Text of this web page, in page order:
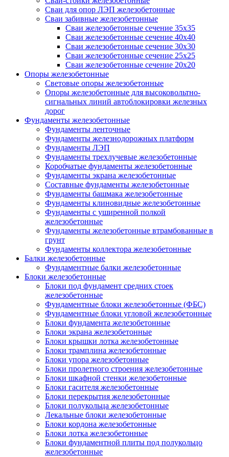
Сваи для опор ЛЭП железобетонные
Сваи забивные железобетонные
Сваи железобетонные сечение 35x35
Сваи железобетонные сечение 40x40
Сваи железобетонные сечение 30x30
Сваи железобетонные сечение 25x25
Сваи железобетонные сечение 20x20
Опоры железобетонные
Световые опоры железобетонные
Опоры железобетонные для высоковольтно-
сигнальных линий автоблокировки железных
дорог
Фундаменты железобетонные
Фундаменты ленточные
Фундаменты железнодорожных платформ
Фундаменты ЛЭП
Фундаменты трехлучевые железобетонные
Коробчатые фундаменты железобетонные
Фундаменты экрана железобетонные
Составные фундаменты железобетонные
Фундаменты башмака железобетонные
Фундаменты клиновидные железобетонные
Фундаменты с уширенной полкой
железобетонные
Фундаменты железобетонные втрамбованные в
грунт
Фундаменты коллектора железобетонные
Балки железобетонные
Фундаментные балки железобетонные
Блоки железобетонные
Блоки под фундамент средних стоек
железобетонные
Фундаментные блоки железобетонные (ФБС)
Фундаментные блоки угловой железобетонные
Блоки фундамента железобетонные
Блоки экрана железобетонные
Блоки крышки лотка железобетонные
Блоки трамплина железобетонные
Блоки упора железобетонные
Блоки пролетного строения железобетонные
Блоки шкафной стенки железобетонные
Блоки гасителя железобетонные
Блоки перекрытия железобетонные
Блоки полукольца железобетонные
Лекальные блоки железобетонные
Блоки кордона железобетонные
Блоки лотка железобетонные
Блоки фундаментной плиты под полукольцо
железобетонные